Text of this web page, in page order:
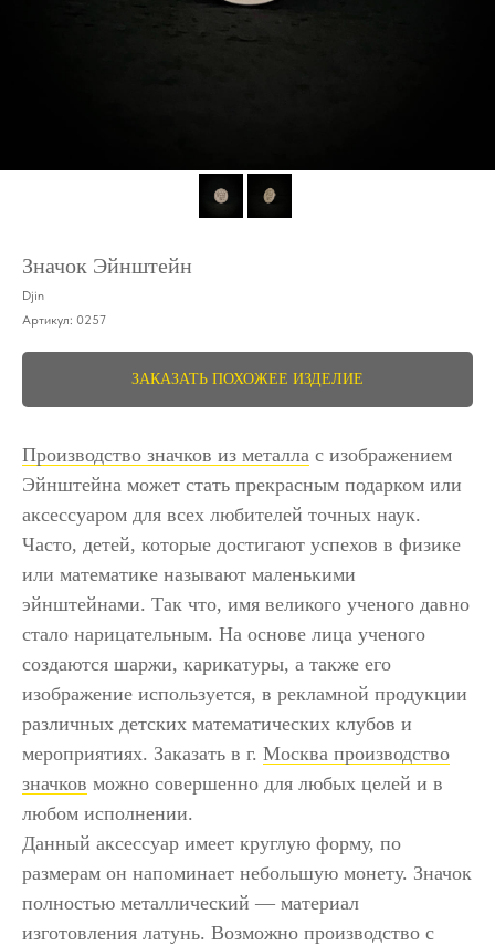
Значок Эйнштейн
Djin
Артикул: 0257
ЗАКАЗАТЬ ПОХОЖЕЕ ИЗДЕЛИЕ
Производство значков из металла с изображением
Эйнштейна может стать прекрасным подарком или
аксессуаром для всех любителей точных наук.
Часто, детей, которые достигают успехов в физике
или математике называют маленькими
эйнштейнами. Так что, имя великого ученого давно
стало нарицательным. На основе лица ученого
создаются шаржи, карикатуры, а также его
изображение используется, в рекламной продукции
различных детских математических клубов и
мероприятиях. Заказать в г. Москва производство
значков можно совершенно для любых целей и в
любом исполнении.
Данный аксессуар имеет круглую форму, по
размерам он напоминает небольшую монету. Значок
полностью металлический ― материал
изготовления латунь. Возможно производство с